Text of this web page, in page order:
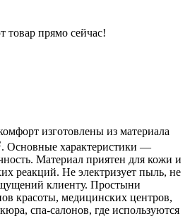
товар прямо сейчас!
изготовлены из материала
. Основные характеристики —
Материал приятен для кожи и
реакций. Не электризует пыль, не
клиенту. Простыни
красоты, медицинских центров,
спа-салонов, где используются